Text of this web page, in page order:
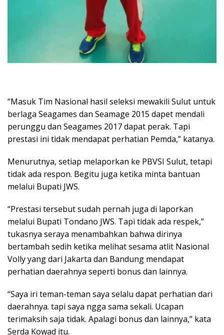
“Masuk Tim Nasional hasil seleksi mewakili Sulut untuk
berlaga Seagames dan Seamage 2015 dapet mendali
perunggu dan Seagames 2017 dapat perak. Tapi
prestasi ini tidak mendapat perhatian Pemda,” katanya.
Menurutnya, setiap melaporkan ke PBVSI Sulut, tetapi
tidak ada respon. Begitu juga ketika minta bantuan
melalui Bupati JWS.
“Prestasi tersebut sudah pernah juga di laporkan
melalui Bupati Tondano JWS. Tapi tidak ada respek,”
tukasnya seraya menambahkan bahwa dirinya
bertambah sedih ketika melihat sesama atlit Nasional
Volly yang dari Jakarta dan Bandung mendapat
perhatian daerahnya seperti bonus dan lainnya.
“Saya iri teman-teman saya selalu dapat perhatian dari
daerahnya. tapi saya ngga sama sekali. Ucapan
terimaksih saja tidak. Apalagi bonus dan lainnya,” kata
Serda Kowad itu.